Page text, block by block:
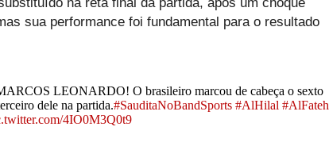
sua performance foi fundamental para o resultado
LEONARDO! O brasileiro marcou de cabeça o sexto
dele na partida.#SauditaNoBandSports #AlHilal #AlFateh
4IO0M3Q0t9